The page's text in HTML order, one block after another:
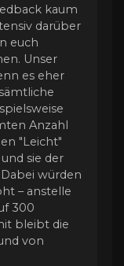
kaum
darüber
euch
Unser
es eher
Anzahl
"Leicht"
sie der
würden
– anstelle
300
bleibt die
von